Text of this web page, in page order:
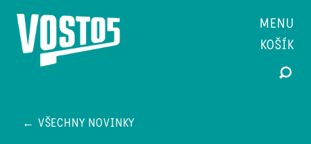
MENU
KOŠÍK
← VŠECHNY NOVINKY